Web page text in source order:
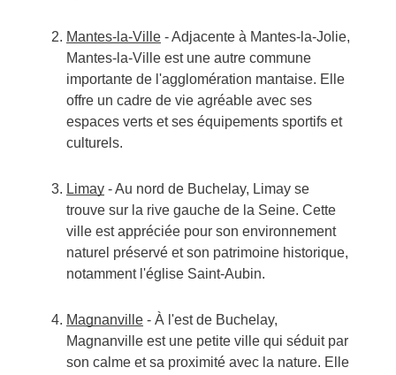
Mantes-la-Ville- Adjacente à Mantes-la-Jolie,
Mantes-la-Ville est une autre commune
importante de l'agglomération mantaise. Elle
offre un cadre de vie agréable avec ses
espaces verts et ses équipements sportifs et
culturels.
Limay- Au nord de Buchelay, Limay se
trouve sur la rive gauche de la Seine. Cette
ville est appréciée pour son environnement
naturel préservé et son patrimoine historique,
notamment l'église Saint-Aubin.
Magnanville- À l'est de Buchelay,
Magnanville est une petite ville qui séduit par
son calme et sa proximité avec la nature. Elle